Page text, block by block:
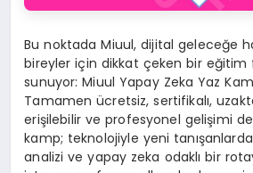
Bu noktada Miuul, dijital geleceğe
bireyler için dikkat çeken bir eğitim
sunuyor: Miuul Yapay Zeka Yaz
Tamamen ücretsiz, sertifikalı,
erişilebilir ve profesyonel gelişimi
kamp; teknolojiyle yeni
analizi ve yapay zeka odaklı bir